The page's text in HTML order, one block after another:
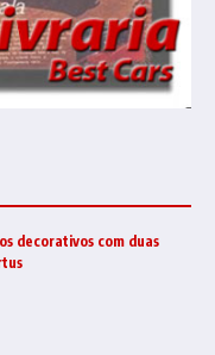
decorativos com duas